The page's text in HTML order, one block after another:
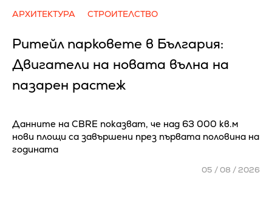
АРХИТЕКТУРА СТРОИТЕЛСТВО
Ритейл парковете в България:
Двигатели на новата вълна на
пазарен растеж
Данните на CBRE показват, че над 63 000 кв.м
нови площи са завършени през първата половина на
годината
05 / 08 / 2026